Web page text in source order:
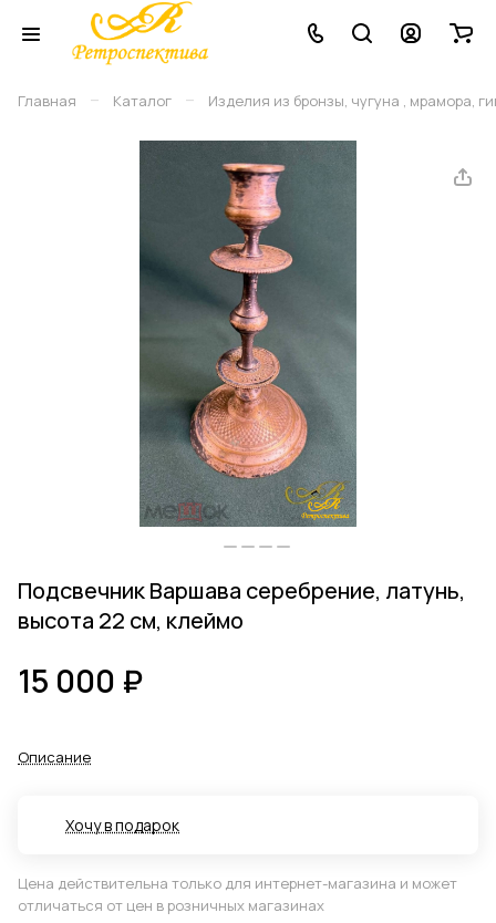
Главная – Каталог – Изделия из бронзы, чугуна , мрамора,
Подсвечник Варшава серебрение, латунь,
высота 22 см, клеймо
15 000 ₽
Описание
Хочу в подарок
Цена действительна только для интернет-магазина и может
отличаться от цен в розничных магазинах